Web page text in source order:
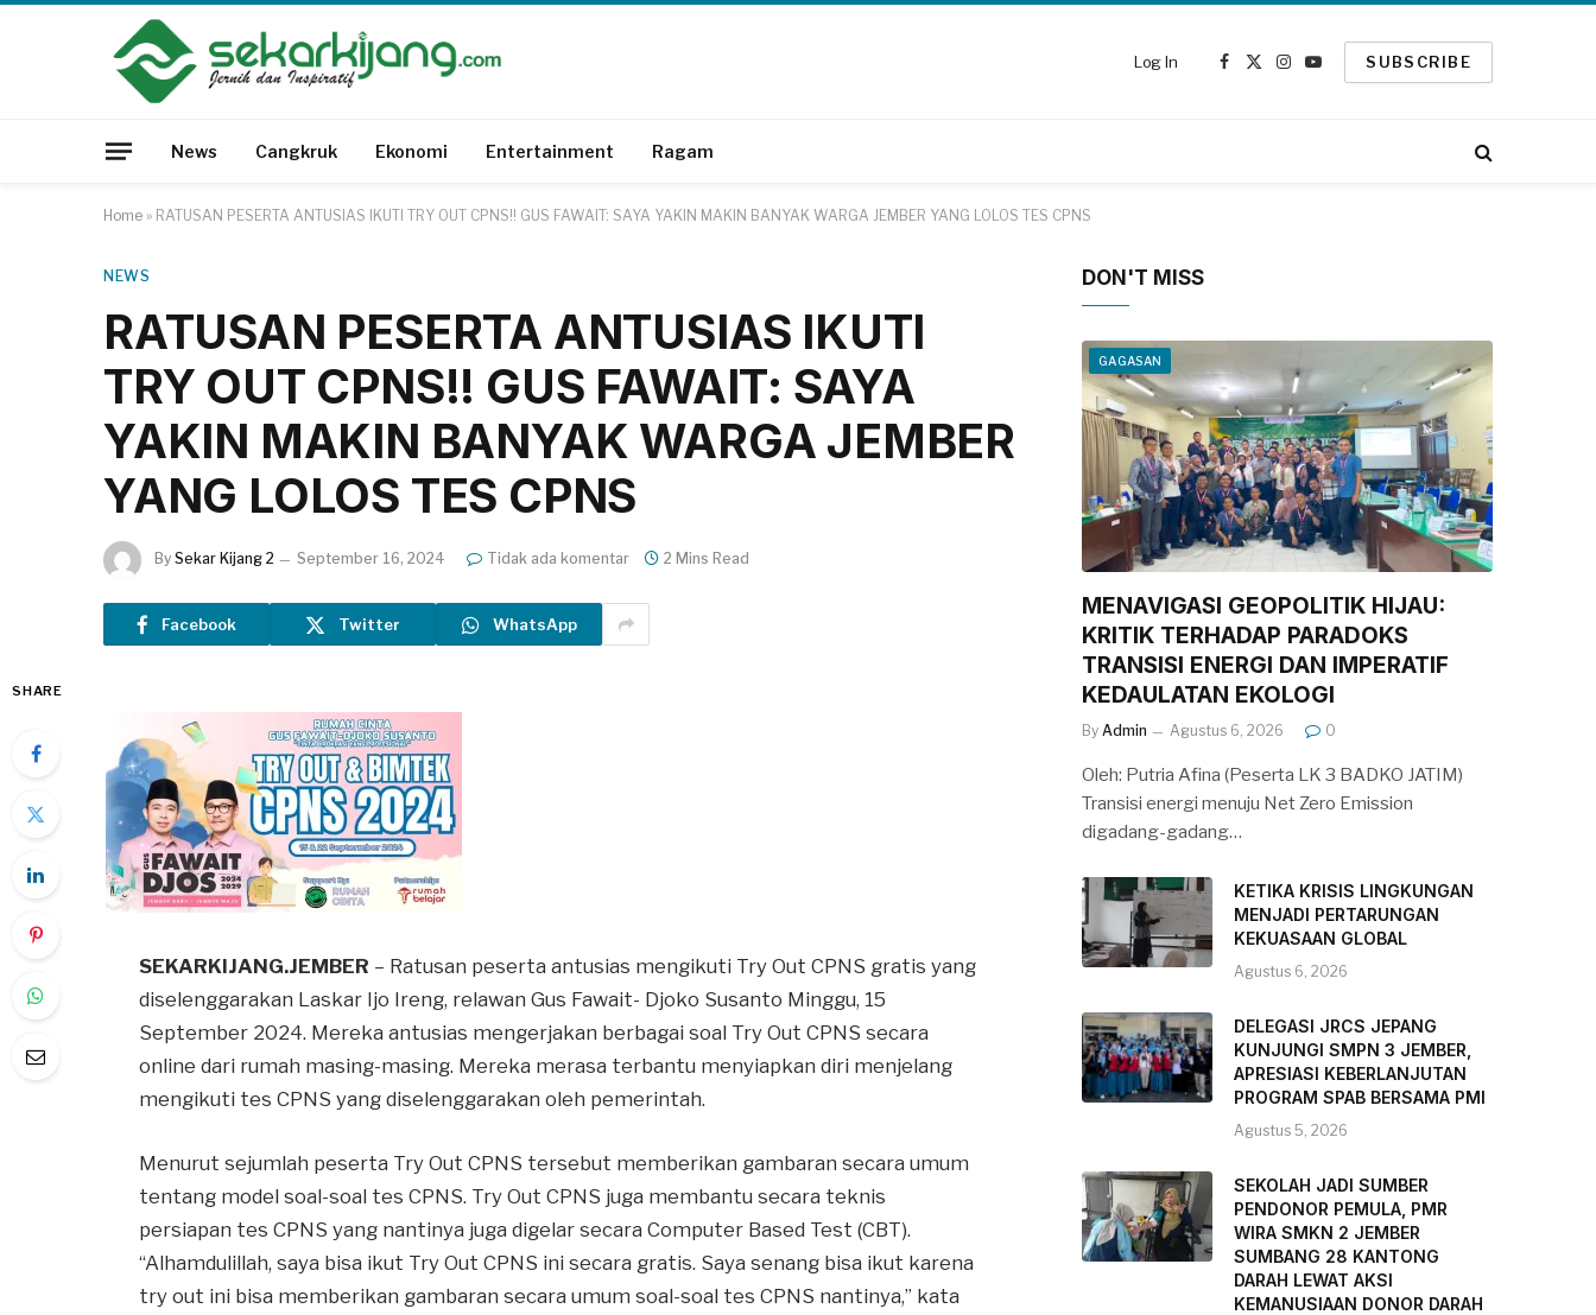
Log In
Facebook
X
Instagram
YouTube
SUBSCRIBE
News Cangkruk Ekonomi Entertainment Ragam
Home » RATUSAN PESERTA ANTUSIAS IKUTI TRY OUT CPNS!! GUS FAWAIT: SAYA YAKIN MAKIN BANYAK WARGA JEMBER YANG LOLOS TES CPNS
NEWS
RATUSAN PESERTA ANTUSIAS IKUTI
TRY OUT CPNS!! GUS FAWAIT: SAYA
YAKIN MAKIN BANYAK WARGA JEMBER
YANG LOLOS TES CPNS
By Sekar Kijang 2 September 16, 2024 Tidak ada komentar 2 Mins Read
Facebook Twitter WhatsApp
SHARE
SEKARKIJANG.JEMBER – Ratusan peserta antusias mengikuti Try Out CPNS gratis yang
diselenggarakan Laskar Ijo Ireng, relawan Gus Fawait- Djoko Susanto Minggu, 15
September 2024. Mereka antusias mengerjakan berbagai soal Try Out CPNS secara
online dari rumah masing-masing. Mereka merasa terbantu menyiapkan diri menjelang
mengikuti tes CPNS yang diselenggarakan oleh pemerintah.
Menurut sejumlah peserta Try Out CPNS tersebut memberikan gambaran secara umum
tentang model soal-soal tes CPNS. Try Out CPNS juga membantu secara teknis
persiapan tes CPNS yang nantinya juga digelar secara Computer Based Test (CBT).
“Alhamdulillah, saya bisa ikut Try Out CPNS ini secara gratis. Saya senang bisa ikut karena
try out ini bisa memberikan gambaran secara umum soal-soal tes CPNS nantinya,” kata
DON'T MISS
GAGASAN
MENAVIGASI GEOPOLITIK HIJAU:
KRITIK TERHADAP PARADOKS
TRANSISI ENERGI DAN IMPERATIF
KEDAULATAN EKOLOGI
By Admin Agustus 6, 2026 0
Oleh: Putria Afina (Peserta LK 3 BADKO JATIM)
Transisi energi menuju Net Zero Emission
digadang-gadang…
KETIKA KRISIS LINGKUNGAN
MENJADI PERTARUNGAN
KEKUASAAN GLOBAL
Agustus 6, 2026
DELEGASI JRCS JEPANG
KUNJUNGI SMPN 3 JEMBER,
APRESIASI KEBERLANJUTAN
PROGRAM SPAB BERSAMA PMI
Agustus 5, 2026
SEKOLAH JADI SUMBER
PENDONOR PEMULA, PMR
WIRA SMKN 2 JEMBER
SUMBANG 28 KANTONG
DARAH LEWAT AKSI
KEMANUSIAAN DONOR DARAH